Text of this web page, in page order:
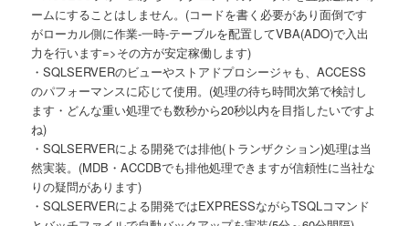
ームにすることはしません。(コードを書く必要があり面倒です
がローカル側に作業-一時-テーブルを配置してVBA(ADO)で入出
力を行います=>その方が安定稼働します)
・SQLSERVERのビューやストアドプロシージャも、ACCESS
のパフォーマンスに応じて使用。(処理の待ち時間次第で検討し
ます・どんな重い処理でも数秒から20秒以内を目指したいですよ
ね)
・SQLSERVERによる開発では排他(トランザクション)処理は当
然実装。(MDB・ACCDBでも排他処理できますが信頼性に当社な
りの疑問があります)
・SQLSERVERによる開発ではEXPRESSながらTSQLコマンド